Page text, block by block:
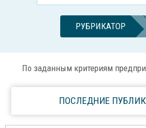
РУБРИКАТОР
По заданным критериям
ПОСЛЕДНИЕ